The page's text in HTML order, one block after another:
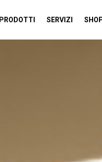
PRODOTTI SERVIZI